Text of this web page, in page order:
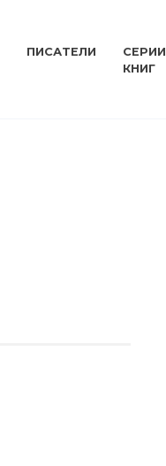
ПИСАТЕЛИ
СЕРИИ
КНИГ